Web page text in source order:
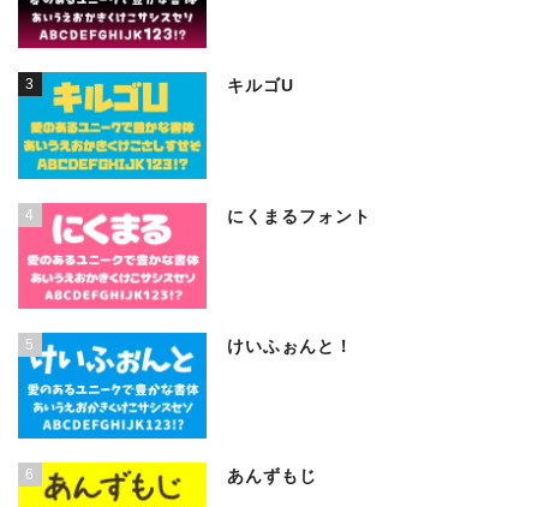
3 キルゴU
4 にくまるフォント
5 けいふぉんと！
6 あんずもじ